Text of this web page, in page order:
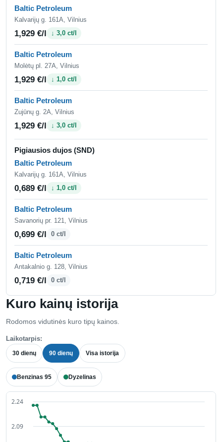
Kuro kainų istorija
Rodomos vidutinės kuro tipų kainos.
Laikotarpis:
30 dienų 90 dienų Visa istorija
Benzinas 95 Dyzelinas
Baltic Petroleum
Kalvarijų g. 161A, Vilnius
1,929 €/l ↓ 3,0 ct/l
Baltic Petroleum
Molėtų pl. 27A, Vilnius
1,929 €/l ↓ 1,0 ct/l
Baltic Petroleum
Zujūnų g. 2A, Vilnius
1,929 €/l ↓ 3,0 ct/l
Pigiausios dujos (SND)
Baltic Petroleum
Kalvarijų g. 161A, Vilnius
0,689 €/l ↓ 1,0 ct/l
Baltic Petroleum
Savanorių pr. 121, Vilnius
0,699 €/l 0 ct/l
Baltic Petroleum
Antakalnio g. 128, Vilnius
0,719 €/l 0 ct/l